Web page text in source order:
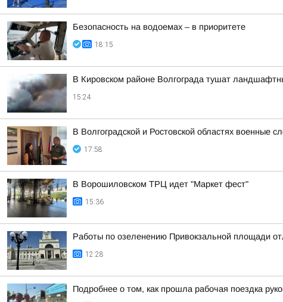
Безопасность на водоемах – в приоритете
18:15
В Кировском районе Волгограда тушат
15:24
В Волгоградской и Ростовской областях военные
17:58
В Ворошиловском ТРЦ идет "Маркет фест"
15:36
Работы по озеленению Привокзальной площади
12:28
Подробнее о том, как прошла рабочая поездка